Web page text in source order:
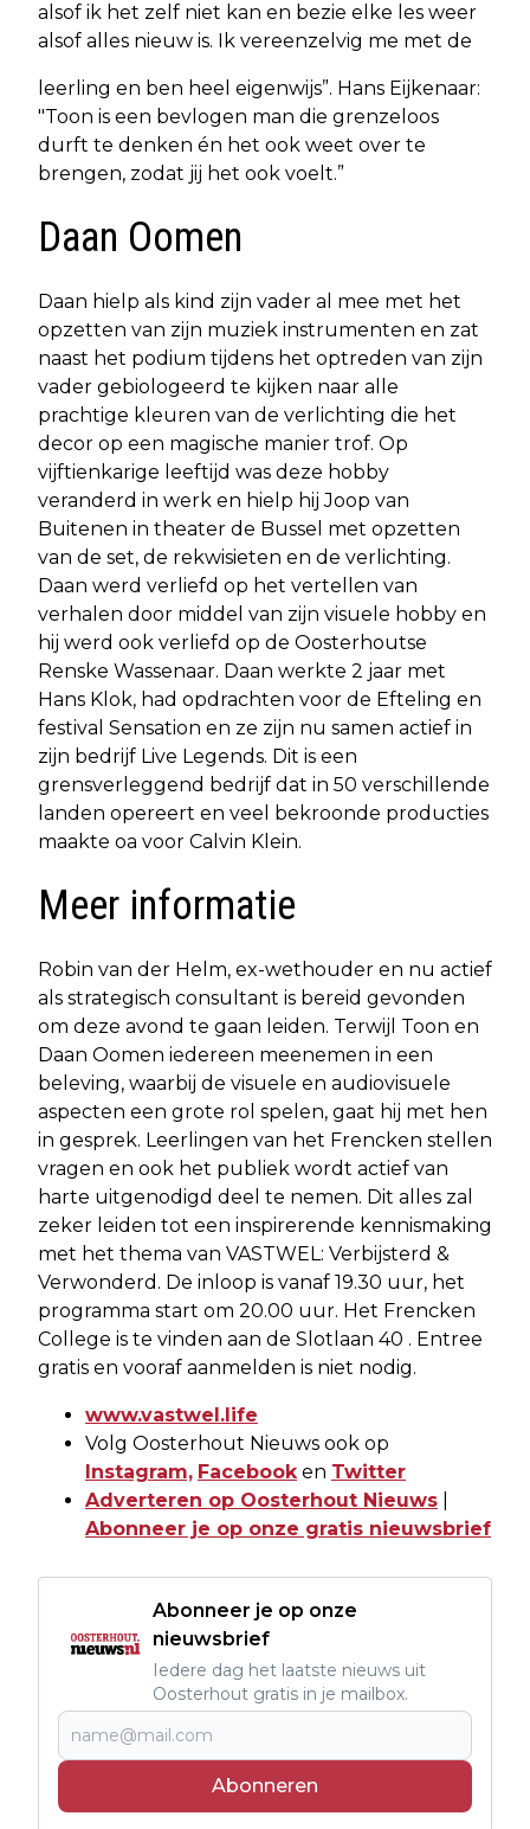
alsof ik het zelf niet kan en bezie elke les weer
alsof alles nieuw is. Ik vereenzelvig me met de
leerling en ben heel eigenwijs”. Hans Eijkenaar:
"Toon is een bevlogen man die grenzeloos
durft te denken én het ook weet over te
brengen, zodat jij het ook voelt.”
Daan Oomen
Daan hielp als kind zijn vader al mee met het
opzetten van zijn muziek instrumenten en zat
naast het podium tijdens het optreden van zijn
vader gebiologeerd te kijken naar alle
prachtige kleuren van de verlichting die het
decor op een magische manier trof. Op
vijftienkarige leeftijd was deze hobby
veranderd in werk en hielp hij Joop van
Buitenen in theater de Bussel met opzetten
van de set, de rekwisieten en de verlichting.
Daan werd verliefd op het vertellen van
verhalen door middel van zijn visuele hobby en
hij werd ook verliefd op de Oosterhoutse
Renske Wassenaar. Daan werkte 2 jaar met
Hans Klok, had opdrachten voor de Efteling en
festival Sensation en ze zijn nu samen actief in
zijn bedrijf Live Legends. Dit is een
grensverleggend bedrijf dat in 50 verschillende
landen opereert en veel bekroonde producties
maakte oa voor Calvin Klein.
Meer informatie
Robin van der Helm, ex-wethouder en nu actief
als strategisch consultant is bereid gevonden
om deze avond te gaan leiden. Terwijl Toon en
Daan Oomen iedereen meenemen in een
beleving, waarbij de visuele en audiovisuele
aspecten een grote rol spelen, gaat hij met hen
in gesprek. Leerlingen van het Frencken stellen
vragen en ook het publiek wordt actief van
harte uitgenodigd deel te nemen. Dit alles zal
zeker leiden tot een inspirerende kennismaking
met het thema van VASTWEL: Verbijsterd &
Verwonderd. De inloop is vanaf 19.30 uur, het
programma start om 20.00 uur. Het Frencken
College is te vinden aan de Slotlaan 40 . Entree
gratis en vooraf aanmelden is niet nodig.
www.vastwel.life
Volg Oosterhout Nieuws ook op
Instagram, Facebooken Twitter
Adverteren op Oosterhout Nieuws
Abonneer je op onze gratis nieuwsbrief
Abonneer je op onze
nieuwsbrief
Iedere dag het laatste nieuws uit
Oosterhout gratis in je mailbox.
Abonneren